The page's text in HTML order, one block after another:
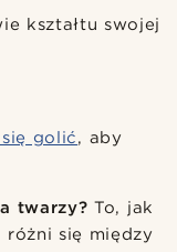
kształtu swojej
golić, aby
twarzy? To, jak
się między